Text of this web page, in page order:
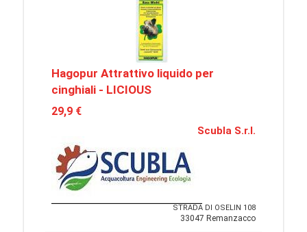
Hagopur Attrattivo liquido per
cinghiali - LICIOUS
29,9 €
Scubla S.r.l.
STRADA DI OSELIN 108
33047 Remanzacco